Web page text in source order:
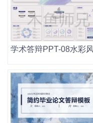
学术答辩PPT-08水彩